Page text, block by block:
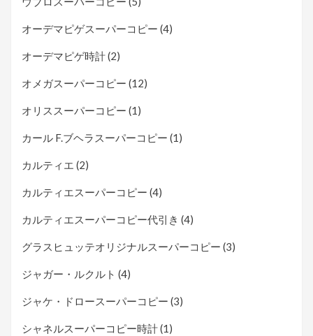
オーデマピゲスーパーコピー (4)
オーデマピゲ時計(2)
オメガスーパーコピー (12)
オリススーパーコピー (1)
カール F.ブヘラスーパーコピー (1)
カルティエ (2)
カルティエスーパーコピー (4)
カルティエスーパーコピー代引き (4)
グラスヒュッテオリジナルスーパーコピー (3)
ジャガー・ルクルト (4)
ジャケ・ドロースーパーコピー (3)
シャネルスーパーコピー時計(1)